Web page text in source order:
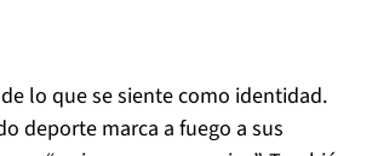
lo que se siente como identidad.
deporte marca a fuego a sus